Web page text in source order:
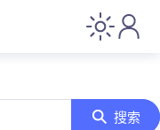
搜索